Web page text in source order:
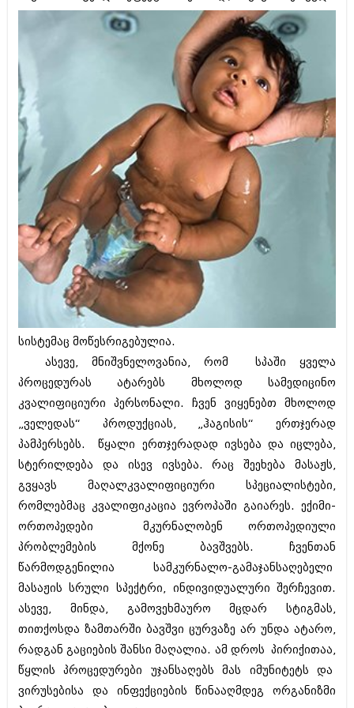
იანვარი 2016 (206)
დეკემბერი 2015 (207)
ოქტომბერი 2015 (204)
სექტემბერი 2015 (215)
ივლისი 2015 (173)
ივნისი 2015 (261)
მაისი 2015 (194)
აპრილი 2015 (208)
მარტი 2015 (365)
თებერვალი 2015 (286)
იანვარი 2015 (247)
დეკემბერი 2014 (342)
ნოემბერი 2014 (290)
ოქტომბერი 2014 (292)
სექტემბერი 2014 (394)
აგვისტო 2014 (248)
ივლისი 2014 (313)
ივნისი 2014 (366)
მაისი 2014 (313)
აპრილი 2014 (290)
მარტი 2014 (413)
იანვარი 2014 (297)
დეკემბერი 2013 (365)
ნოემბერი 2013 (279)
ოქტომბერი 2013 (256)
სექტემბერი 2013 (368)
აგვისტო 2013 (89)
ივლისი 2013 (182)
ივნისი 2013 (212)
მაისი 2013 (259)
აპრილი 2013 (304)
მარტი 2013 (352)
თებერვალი 2013 (204)
დეკემბერი 2012 (98)
ნოემბერი 2012 (295)
ოქტომბერი 2012 (350)
სექტემბერი 2012 (264)
აგვისტო 2012 (268)
ივლისი 2012 (322)
ივნისი 2012 (282)
მაისი 2012 (240)
სისტემაც მოწესრიგებულია.
ასევე, მნიშვნელოვანია, რომ სპაში ყველა
პროცედურას ატარებს მხოლოდ სამედიცინო
კვალიფიციური პერსონალი. ჩვენ ვიყენებთ მხოლოდ
„ველედას“ პროდუქციას, „ჰაგისის“ ერთჯერად
პამპერსებს. წყალი ერთჯერადად ივსება და იცლება,
სტერილდება და ისევ ივსება. რაც შეეხება მასაჟს,
გვყავს მაღალკვალიფიციური სპეციალისტები,
რომლებმაც კვალიფიკაცია ევროპაში გაიარეს. ექიმი-
ორთოპედები მკურნალობენ ორთოპედიული
პრობლემების მქონე ბავშვებს. ჩვენთან
წარმოდგენილია სამკურნალო-გამაჯანსაღებელი
მასაჟის სრული სპექტრი, ინდივიდუალური შერჩევით.
ასევე, მინდა, გამოვეხმაურო მცდარ სტიგმას,
თითქოსდა ზამთარში ბავშვი ცურვაზე არ უნდა ატარო,
რადგან გაციების შანსი მაღალია. ამ დროს პირიქითაა,
წყლის პროცედურები უჯანსაღებს მას იმუნიტეტს და
ვირუსებისა და ინფექციების წინააღმდეგ ორგანიზმი